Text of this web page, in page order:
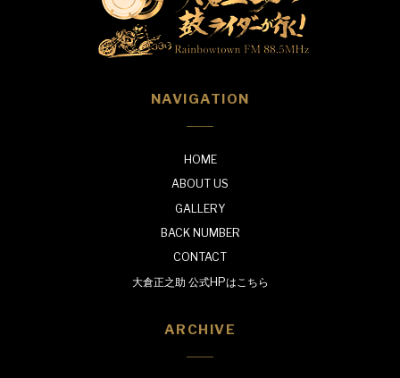
NAVIGATION
HOME
ABOUT US
GALLERY
BACK NUMBER
CONTACT
大倉正之助 公式HPはこちら
ARCHIVE